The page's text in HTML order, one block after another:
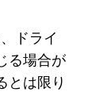
ドライ
る場合が
とは限り